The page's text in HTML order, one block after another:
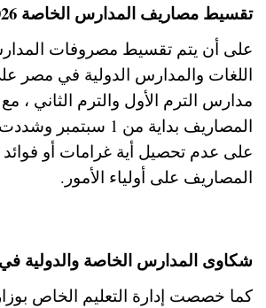
تقسيط مصاريف المدارس الخاصة 2026 على 4 اقساط
على أن يتم تقسيط مصروفات
مدارس الترم الأول والترم الثاني ،
المصاريف بداية من 1
على عدم تحصيل أية غرامات أو فوائد
المصاريف على أولياء الأمور.
شكاوى المدارس الخاصة والدولية في
كما خصصت إدارة التعليم الخاص